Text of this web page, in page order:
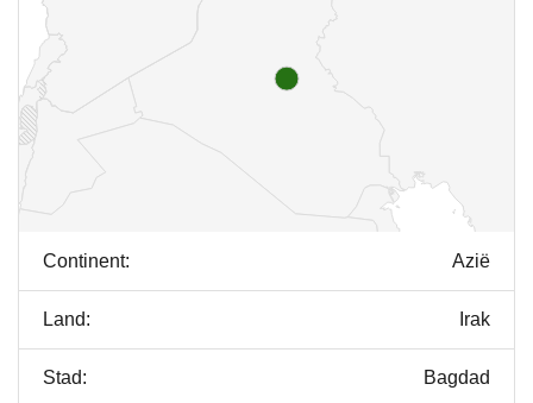
Continent: Azië
Land: Irak
Stad: Bagdad